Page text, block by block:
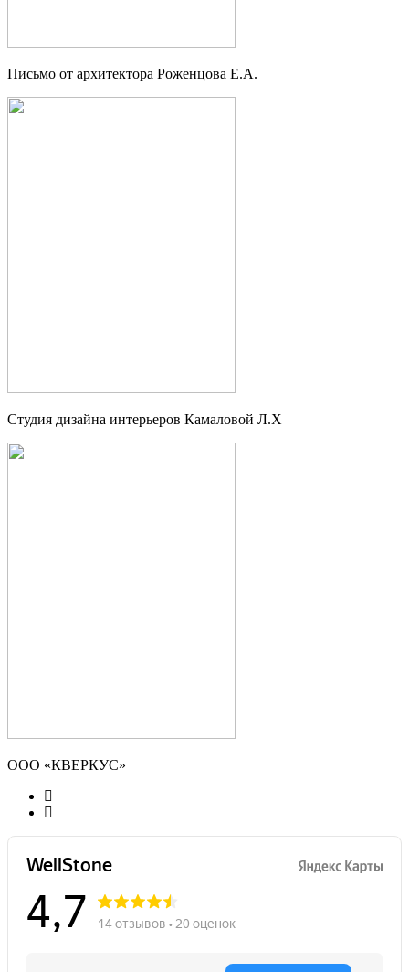
Письмо от архитектора Роженцова Е.А.
Студия дизайна интерьеров Камаловой Л.Х
ООО «КВЕРКУС»